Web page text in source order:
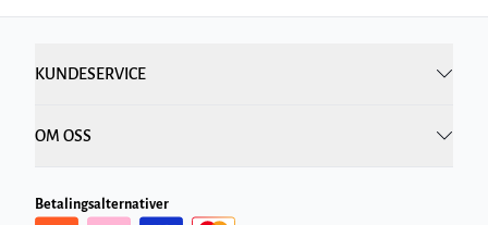
KUNDESERVICE
OM OSS
Betalingsalternativer